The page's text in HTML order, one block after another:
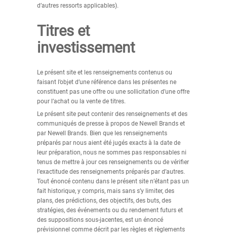
d’autres ressorts applicables).
Titres et
investissement
Le présent site et les renseignements contenus ou
faisant l’objet d’une référence dans les présentes ne
constituent pas une offre ou une sollicitation d’une offre
pour l’achat ou la vente de titres.
Le présent site peut contenir des renseignements et des
communiqués de presse à propos de Newell Brands et
par Newell Brands. Bien que les renseignements
préparés par nous aient été jugés exacts à la date de
leur préparation, nous ne sommes pas responsables ni
tenus de mettre à jour ces renseignements ou de vérifier
l’exactitude des renseignements préparés par d’autres.
Tout énoncé contenu dans le présent site n’étant pas un
fait historique, y compris, mais sans s’y limiter, des
plans, des prédictions, des objectifs, des buts, des
stratégies, des événements ou du rendement futurs et
des suppositions sous-jacentes, est un énoncé
prévisionnel comme décrit par les règles et règlements